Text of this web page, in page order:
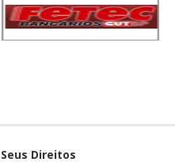
Seus Direitos